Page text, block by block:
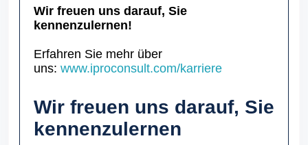
Wir freuen uns darauf, Sie
kennenzulernen!
Erfahren Sie mehr über
uns: www.iproconsult.com/karriere
Wir freuen uns darauf, Sie
kennenzulernen